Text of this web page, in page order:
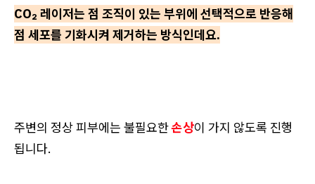
CO₂ 레이저는 점 조직이 있는 부위에 선택적으로 반응해
점 세포를 기화시켜 제거하는 방식인데요.
주변의 정상 피부에는 불필요한손상이 가지 않도록 진행
됩니다.